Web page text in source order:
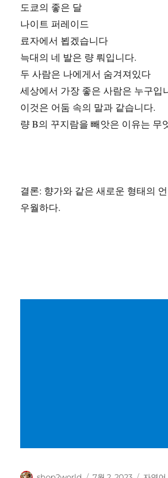
도쿄의 좋은 달
나이트 퍼레이드
료자에서 뵙겠습니다
늑대의 네 발은 량 뤄입니다.
두 사람은 나에게서 숨겨져있다
세상에서 가장 좋은 사람은 누구입
이것은 어둠 속의 말과 같습니다.
량 B의 꾸지람을 빼앗은 이유는 무
결론: 향가와 같은 새로운 형태의
우월하다.